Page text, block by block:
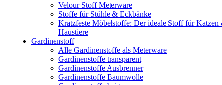
Velour Stoff Meterware
Stoffe für Stühle & Eckbänke
Kratzfeste Möbelstoffe: Der ideale Stoff für Katzen
Haustiere
Gardinenstoff
Alle Gardinenstoffe als Meterware
Gardinenstoffe transparent
Gardinenstoffe Ausbrenner
Gardinenstoffe Baumwolle